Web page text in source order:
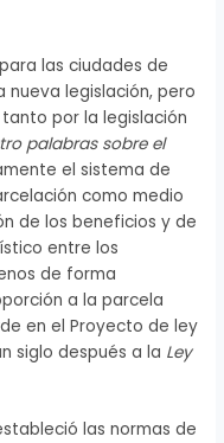
las ciudades de
nueva legislación, pero
por la legislación
palabras sobre el
el sistema de
como medio
de los beneficios y de
entre los
de forma
a la parcela
en el Proyecto de ley
siglo después a la Ley
las normas de